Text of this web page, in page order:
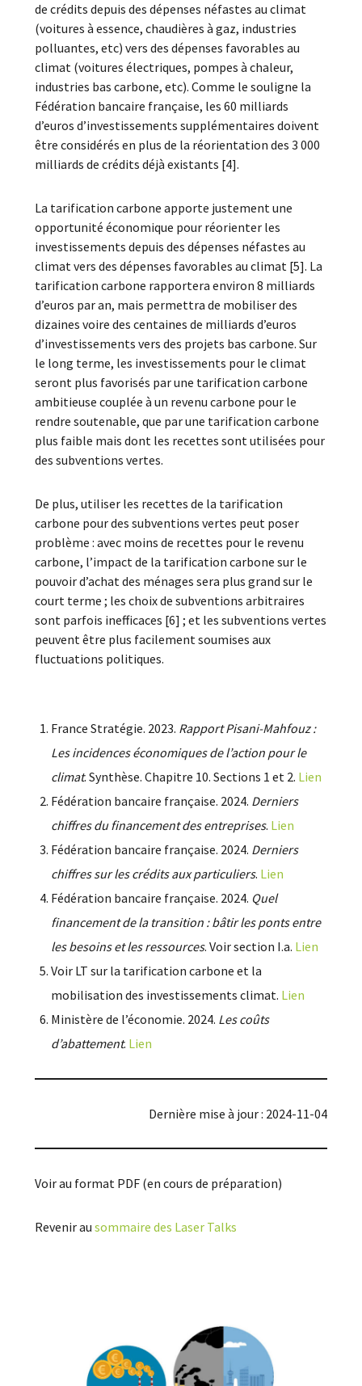
de crédits depuis des dépenses néfastes au climat
(voitures à essence, chaudières à gaz, industries
polluantes, etc) vers des dépenses favorables au
climat (voitures électriques, pompes à chaleur,
industries bas carbone, etc). Comme le souligne la
Fédération bancaire française, les 60 milliards
d’euros d’investissements supplémentaires doivent
être considérés en plus de la réorientation des 3 000
milliards de crédits déjà existants [4].
La tarification carbone apporte justement une
opportunité économique pour réorienter les
investissements depuis des dépenses néfastes au
climat vers des dépenses favorables au climat [5]. La
tarification carbone rapportera environ 8 milliards
d’euros par an, mais permettra de mobiliser des
dizaines voire des centaines de milliards d’euros
d’investissements vers des projets bas carbone. Sur
le long terme, les investissements pour le climat
seront plus favorisés par une tarification carbone
ambitieuse couplée à un revenu carbone pour le
rendre soutenable, que par une tarification carbone
plus faible mais dont les recettes sont utilisées pour
des subventions vertes.
De plus, utiliser les recettes de la tarification
carbone pour des subventions vertes peut poser
problème : avec moins de recettes pour le revenu
carbone, l’impact de la tarification carbone sur le
pouvoir d’achat des ménages sera plus grand sur le
court terme ; les choix de subventions arbitraires
sont parfois inefficaces [6] ; et les subventions vertes
peuvent être plus facilement soumises aux
fluctuations politiques.
France Stratégie. 2023. Rapport Pisani-Mahfouz :
Les incidences économiques de l’action pour le
climat. Synthèse. Chapitre 10. Sections 1 et 2. Lien
Fédération bancaire française. 2024. Derniers
chiffres du financement des entreprises. Lien
Fédération bancaire française. 2024. Derniers
chiffres sur les crédits aux particuliers. Lien
Fédération bancaire française. 2024. Quel
financement de la transition : bâtir les ponts entre
les besoins et les ressources. Voir section I.a. Lien
Voir LT sur la tarification carbone et la
mobilisation des investissements climat. Lien
Ministère de l’économie. 2024. Les coûts
d’abattement. Lien
Dernière mise à jour : 2024-11-04
Voir au format PDF (en cours de préparation)
Revenir au sommaire des Laser Talks